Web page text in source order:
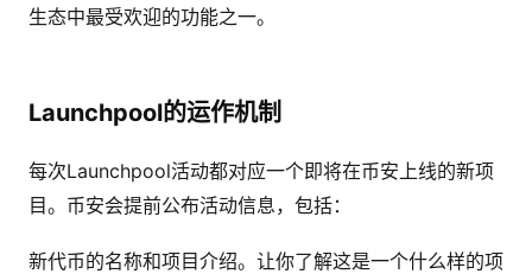
生态中最受欢迎的功能之一。
Launchpool的运作机制
每次Launchpool活动都对应一个即将在币安上线的新项
目。币安会提前公布活动信息，包括：
新代币的名称和项目介绍。让你了解这是一个什么样的项